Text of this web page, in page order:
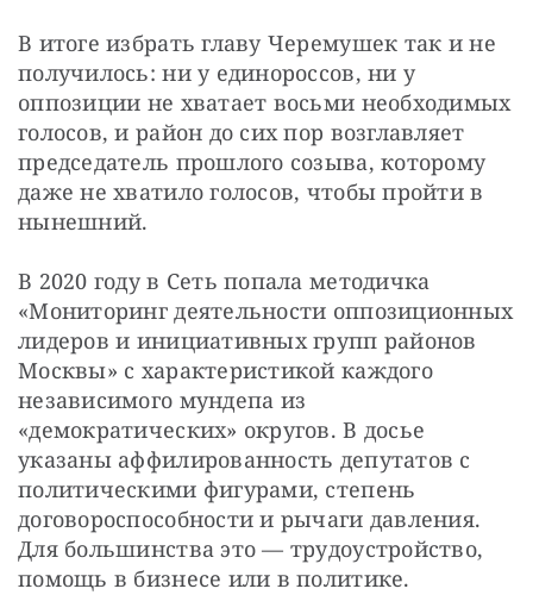
В итоге избрать главу Черемушек так и не
получилось: ни у единороссов, ни у
оппозиции не хватает восьми необходимых
голосов, и район до сих пор возглавляет
председатель прошлого созыва, которому
даже не хватило голосов, чтобы пройти в
нынешний.
В 2020 году в Сеть попала методичка
«Мониторинг деятельности оппозиционных
лидеров и инициативных групп районов
Москвы» с характеристикой каждого
независимого мундепа из
«демократических» округов. В досье
указаны аффилированность депутатов с
политическими фигурами, степень
договороспособности и рычаги давления.
Для большинства это — трудоустройство,
помощь в бизнесе или в политике.